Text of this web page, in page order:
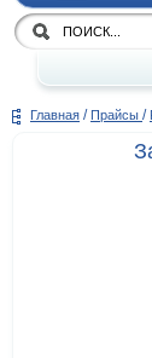
Главная / Прайсы /